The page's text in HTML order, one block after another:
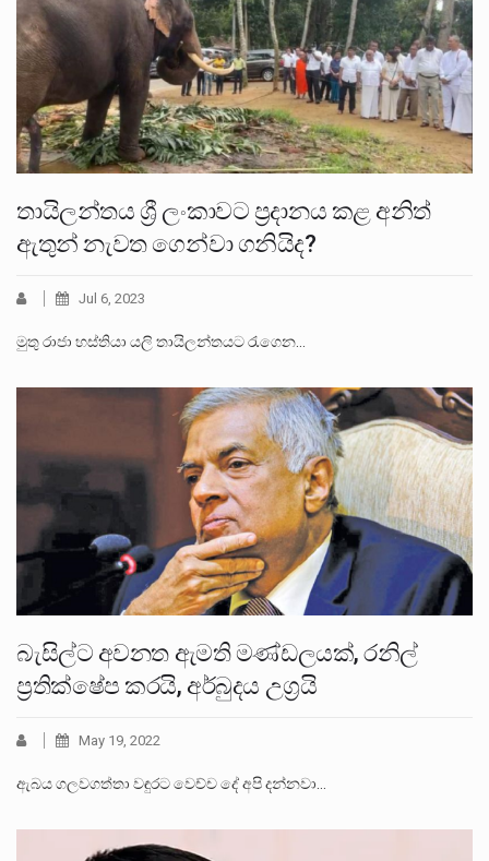
තායිලන්තය ශ්‍රී ලංකාවට ප්‍රදානය කළ අනිත්
ඇතුන් නැවත ගෙන්වා ගනියිද?
Jul 6, 2023
මුතු රාජා හස්තියා යලි තායිලන්තයට රැගෙන…
බැසිල්ට අවනත ඇමති මණ්ඩලයක්, රනිල්
ප්‍රතික්ෂේප කරයි, අර්බුදය උග්‍රයි
May 19, 2022
ඇබය ගලවගත්තා වඳුරට වෙච්ච දේ අපි දන්නවා…